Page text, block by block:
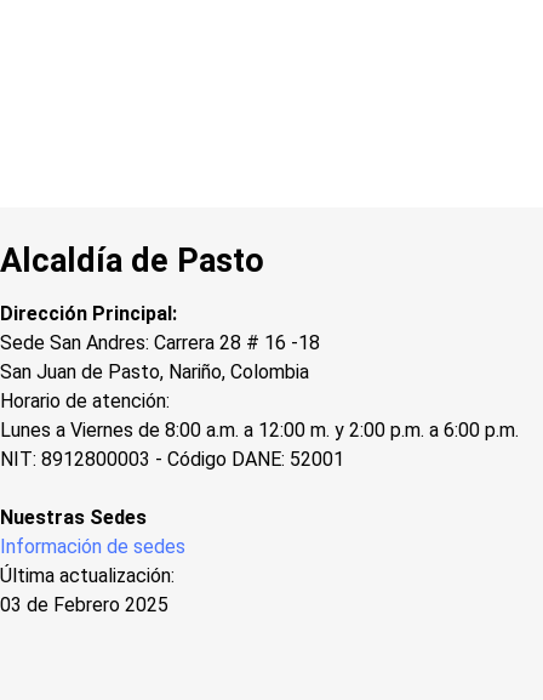
Alcaldía de Pasto
Dirección Principal:
Sede San Andres: Carrera 28 # 16 -18
San Juan de Pasto, Nariño, Colombia
Horario de atención:
Lunes a Viernes de 8:00 a.m. a 12:00 m. y 2:00 p.m. a 6:00 p.m.
NIT: 8912800003 - Código DANE: 52001
Nuestras Sedes
Información de sedes
Última actualización:
03 de Febrero 2025